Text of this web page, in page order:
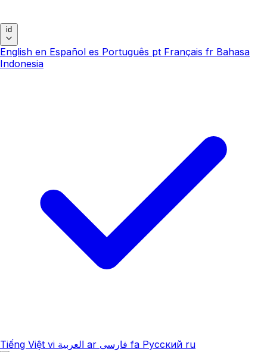
id
English en Español es Português pt Français fr Bahasa
Indonesia
Tiếng Việt vi العربية ar فارسی fa Русский ru